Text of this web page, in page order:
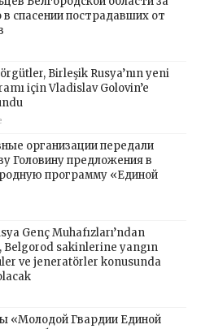
спасении пострадавших от
örgütler, Birleşik Rusya’nın yeni
için Vladislav Golovin’e
организации передали
Головину предложения в
программу «Единой
Genç Muhafızları’ndan
Belgorod sakinlerine yangın
ve jeneratörler konusunda
«Молодой Гвардии Единой